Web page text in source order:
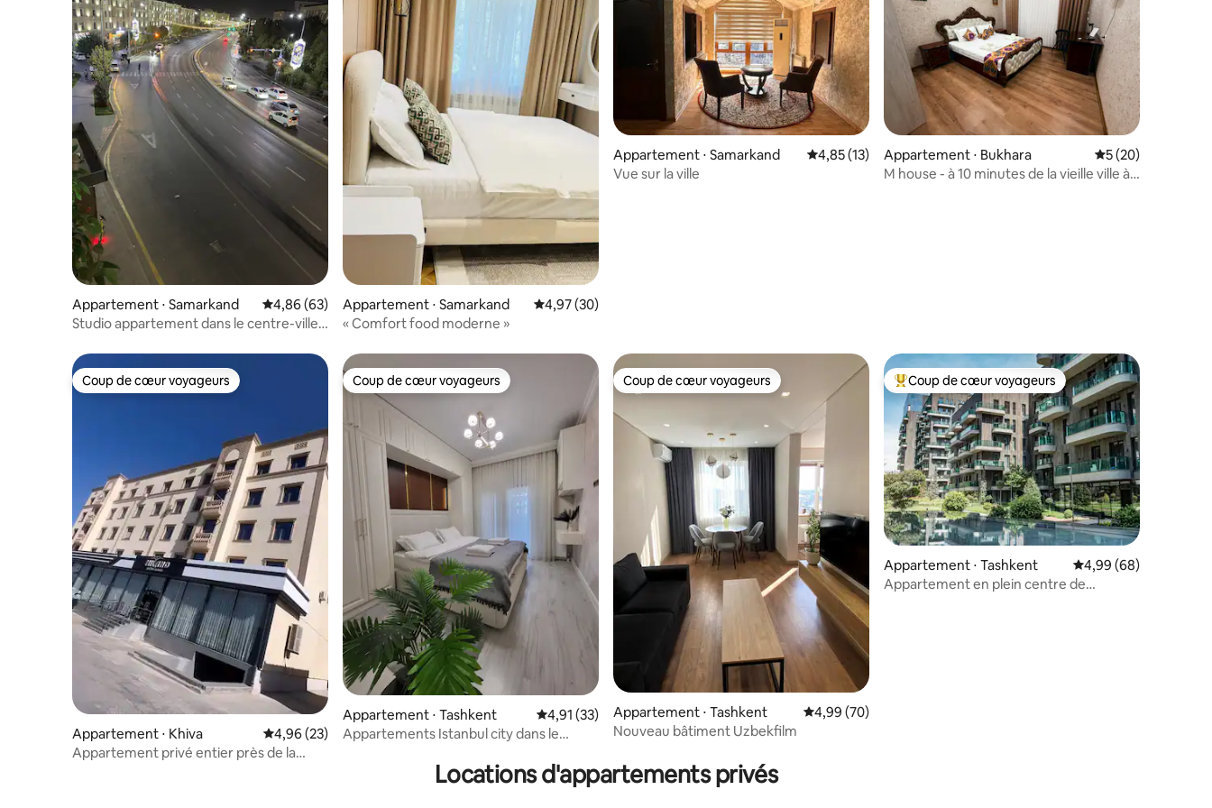
Appartement ⋅ Samarkand Évaluation moyenne sur la base de 63 commentaires : 4,86 sur 5
4,86 (63)
Studio appartement dans le centre-ville-
Appartement ⋅ Samarkand Évaluation moyenne sur la base de 30 commentaires : 4,97 sur 5
4,97 (30)
« Comfort food moderne »
Appartement ⋅ Samarkand Évaluation moyenne sur la base de 13 commentaires : 4,85 sur 5
4,85 (13)
Vue sur la ville
Appartement ⋅ Bukhara Évaluation
5 (20)
M house - à 10 minutes de la vieille ville à
Coup de cœur voyageurs
Coup de cœur voyageurs
Appartement ⋅ Khiva Évaluation moyenne sur la base de 23 commentaires : 4,96 sur 5
4,96 (23)
Appartement privé entier près de la
Coup de cœur voyageurs
Coup de cœur voyageurs
Appartement ⋅ Tashkent Évaluation moyenne sur la base de 33 commentaires : 4,91 sur 5
4,91 (33)
Appartements Istanbul city dans le
Coup de cœur voyageurs
Coup de cœur voyageurs
Appartement ⋅ Tashkent Évaluation moyenne sur la base de 70 commentaires : 4,99 sur 5
4,99 (70)
Nouveau bâtiment Uzbekfilm
Coups de cœur voyageurs les plus appréciés
Coup de cœur voyageurs
Appartement ⋅ Tashkent Évaluation moyenne
4,99 (68)
Appartement en plein centre de
Locations d'appartements privés